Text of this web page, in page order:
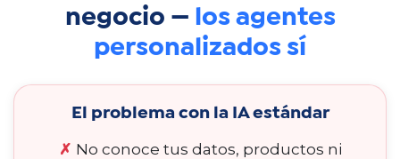
negocio —
los agentes
personalizados sí
El problema con la IA estándar​
✗ No conoce tus datos, productos ni